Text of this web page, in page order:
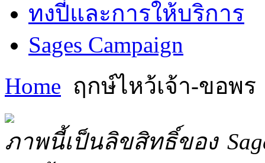
ทงปี่และการให้บริการ
Sages Campaign
Home ฤกษ์ไหว้เจ้า-ขอพร
ภาพนี้เป็นลิขสิทธิ์ของ